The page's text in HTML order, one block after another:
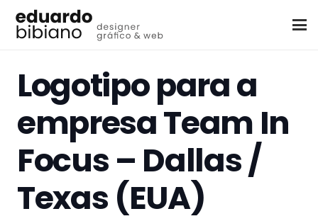
Logotipo para a
empresa Team In
Focus – Dallas /
Texas (EUA)